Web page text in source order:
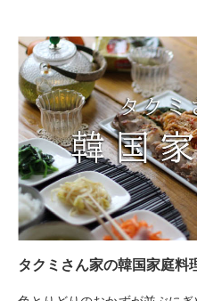
タクミさん家の韓国家庭料